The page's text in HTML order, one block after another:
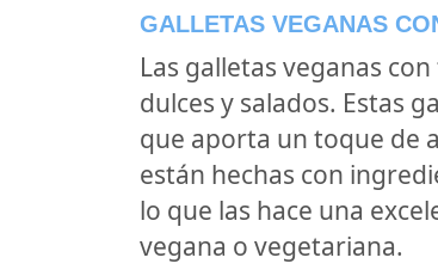
GALLETAS VEGANAS
Las galletas veganas
dulces y salados. Estas
que aporta un toque de
están hechas con
lo que las hace una
vegana o vegetariana.